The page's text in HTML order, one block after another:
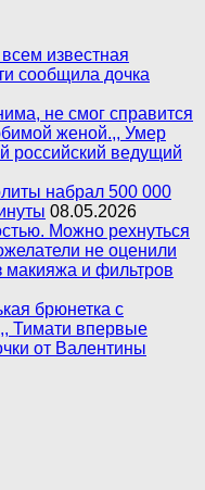
известная
сообщила дочка
не смог справится
женой.,, Умер
российский ведущий
набрал 500 000
08.05.2026
Можно рехнуться
не оценили
макияжа и фильтров
брюнетка с
Тимати впервые
от Валентины